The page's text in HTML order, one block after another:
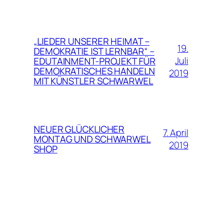
„LIEDER UNSERER HEIMAT –
DEMOKRATIE IST LERNBAR“ –
EDUTAINMENT-PROJEKT FÜR
DEMOKRATISCHES HANDELN
MIT KÜNSTLER SCHWARWEL
19.
Juli
2019
NEUER GLÜCKLICHER
MONTAG UND SCHWARWEL
SHOP
7. April
2019